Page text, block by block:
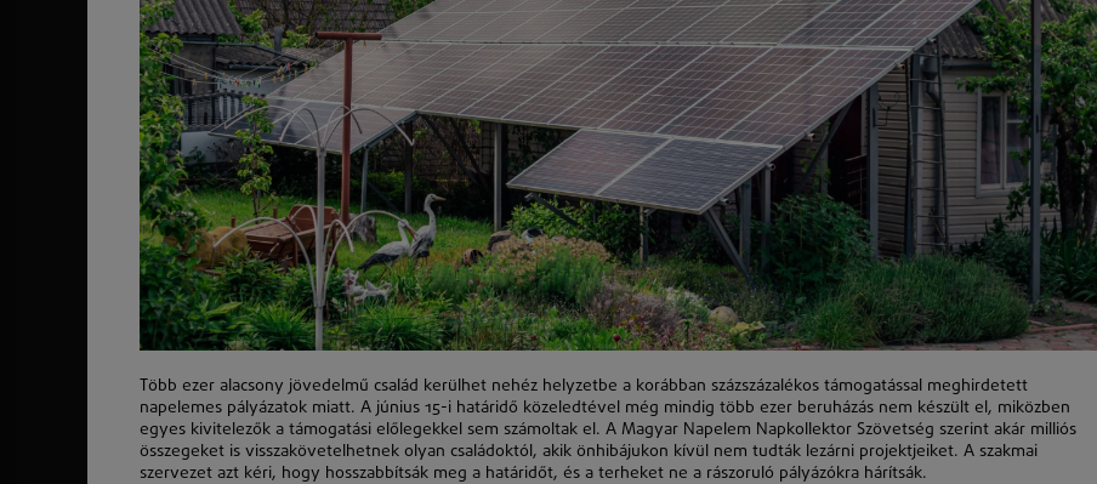
Több ezer alacsony jövedelmű család kerülhet nehéz helyzetbe a korábban százszázalékos támogatással meghirdetett
napelemes pályázatok miatt. A június 15-i határidő közeledtével még mindig több ezer beruházás nem készült el, miközben
egyes kivitelezők a támogatási előlegekkel sem számoltak el. A Magyar Napelem Napkollektor Szövetség szerint akár milliós
összegeket is visszakövetelhetnek olyan családoktól, akik önhibájukon kívül nem tudták lezárni projektjeiket. A szakmai
szervezet azt kéri, hogy hosszabbítsák meg a határidőt, és a terheket ne a rászoruló pályázókra hárítsák.